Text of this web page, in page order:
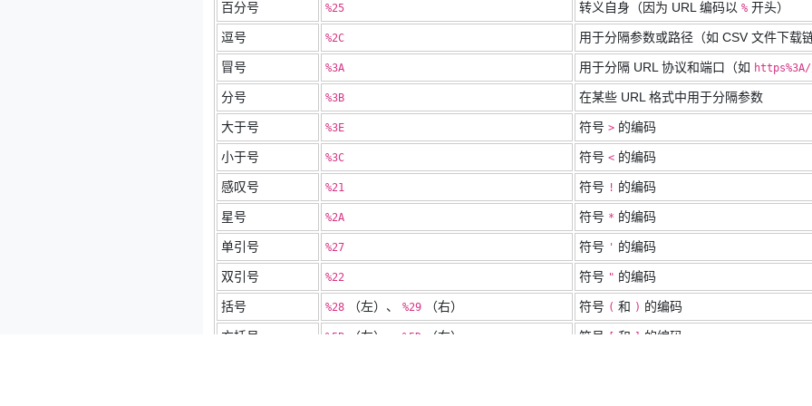
百分号 %25 转义自身（因为 URL 编码以 % 开头）
逗号 %2C 用于分隔参数或路径（如 CSV 文件下载链
冒号 %3A 用于分隔 URL 协议和端口（如
分号 %3B 在某些 URL 格式中用于分隔参数
大于号 %3E 符号 > 的编码
小于号 %3C 符号 < 的编码
感叹号 %21 符号 ! 的编码
星号 %2A 符号 * 的编码
单引号 %27 符号 ' 的编码
双引号 %22 符号 " 的编码
括号 %28 （左）、 %29 （右） 符号 ( 和 ) 的编码
方括号 %5B （左）、 %5D （右） 符号 [ 和 ] 的编码